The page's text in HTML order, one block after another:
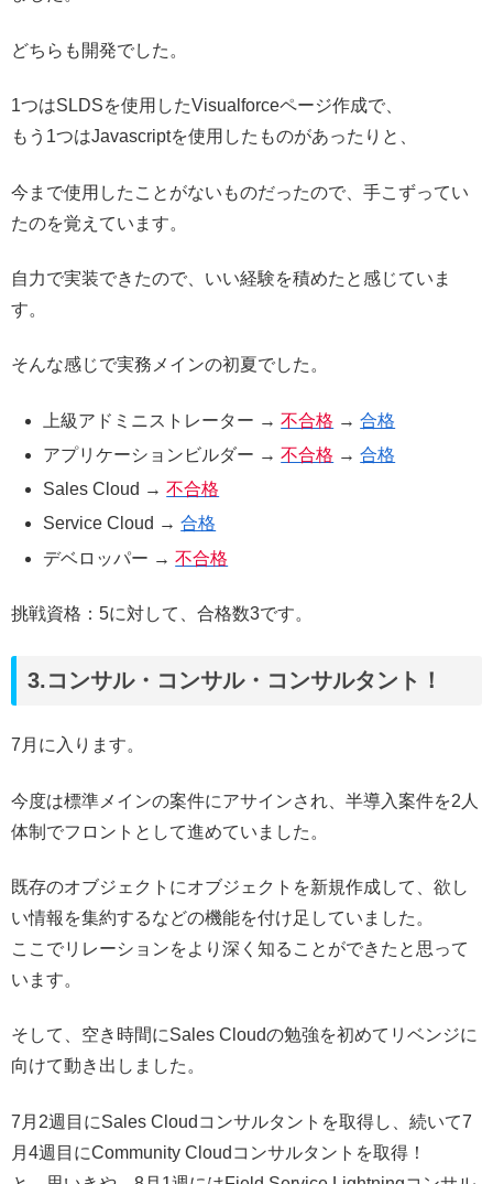
どちらも開発でした。
1つはSLDSを使用したVisualforceページ作成で、
もう1つはJavascriptを使用したものがあったりと、
今まで使用したことがないものだったので、手こずってい
たのを覚えています。
自力で実装できたので、いい経験を積めたと感じていま
す。
そんな感じで実務メインの初夏でした。
上級アドミニストレーター →不合格 →合格
アプリケーションビルダー →不合格 →合格
Sales Cloud →不合格
Service Cloud →合格
デベロッパー →不合格
挑戦資格：5に対して、合格数3です。
3.コンサル・コンサル・コンサルタント！
7月に入ります。
今度は標準メインの案件にアサインされ、半導入案件を2人
体制でフロントとして進めていました。
既存のオブジェクトにオブジェクトを新規作成して、欲し
い情報を集約するなどの機能を付け足していました。
ここでリレーションをより深く知ることができたと思って
います。
そして、空き時間にSales Cloudの勉強を初めてリベンジに
向けて動き出しました。
7月2週目にSales Cloudコンサルタントを取得し、続いて7
月4週目にCommunity Cloudコンサルタントを取得！